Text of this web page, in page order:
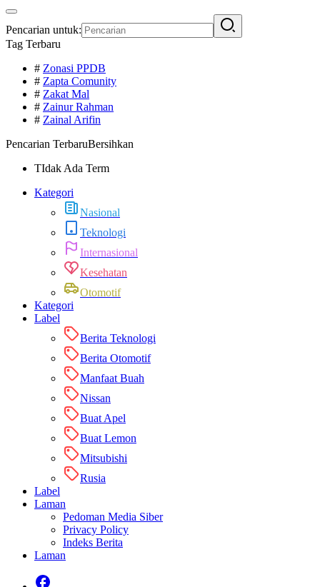
Pencarian untuk:
Tag Terbaru
# Zonasi PPDB
# Zapta Comunity
# Zakat Mal
# Zainur Rahman
# Zainal Arifin
Pencarian TerbaruBersihkan
TIdak Ada Term
Kategori
Nasional
Teknologi
Internasional
Kesehatan
Otomotif
Kategori
Label
Berita Teknologi
Berita Otomotif
Manfaat Buah
Nissan
Buat Apel
Buat Lemon
Mitsubishi
Rusia
Label
Laman
Pedoman Media Siber
Privacy Policy
Indeks Berita
Laman